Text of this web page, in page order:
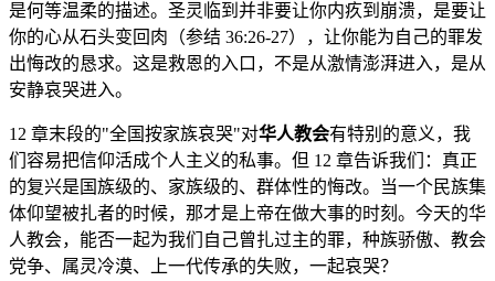
是何等温柔的描述。圣灵临到并非要让你内疚到崩溃，是要让
你的心从石头变回肉（参结 36:26-27），让你能为自己的罪发
出悔改的恳求。这是救恩的入口，不是从激情澎湃进入，是从
安静哀哭进入。
12 章末段的"全国按家族哀哭"对华人教会有特别的意义，我
们容易把信仰活成个人主义的私事。但 12 章告诉我们：真正
的复兴是国族级的、家族级的、群体性的悔改。当一个民族集
体仰望被扎者的时候，那才是上帝在做大事的时刻。今天的华
人教会，能否一起为我们自己曾扎过主的罪，种族骄傲、教会
党争、属灵冷漠、上一代传承的失败，一起哀哭？